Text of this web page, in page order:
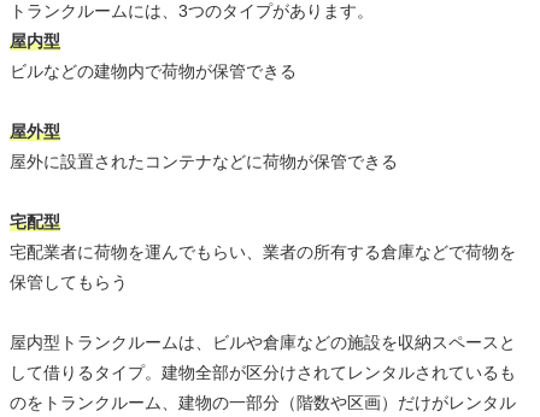
トランクルームには、3つのタイプがあります。
屋内型
ビルなどの建物内で荷物が保管できる
屋外型
屋外に設置されたコンテナなどに荷物が保管できる
宅配型
宅配業者に荷物を運んでもらい、業者の所有する倉庫などで荷物を
保管してもらう
屋内型トランクルームは、ビルや倉庫などの施設を収納スペースと
して借りるタイプ。建物全部が区分けされてレンタルされているも
のをトランクルーム、建物の一部分（階数や区画）だけがレンタル